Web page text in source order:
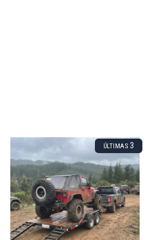
ÚLTIMAS 3